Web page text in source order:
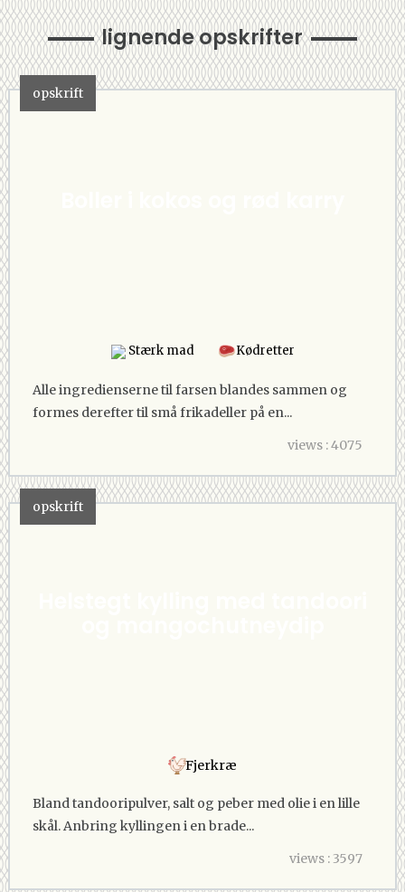
lignende opskrifter
opskrift
Stærk mad Kødretter
Alle ingredienserne til farsen blandes sammen og
formes derefter til små frikadeller på en...
views : 4075
opskrift
Fjerkræ
Bland tandooripulver, salt og peber med olie i en lille
skål. Anbring kyllingen i en brade...
views : 3597